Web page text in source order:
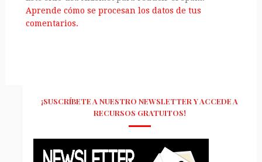
Aprende cómo se procesan los datos de tus
comentarios.
¡SUSCRÍBETE A NUESTRO NEWSLETTER Y ACCEDE A
RECURSOS GRATUITOS!